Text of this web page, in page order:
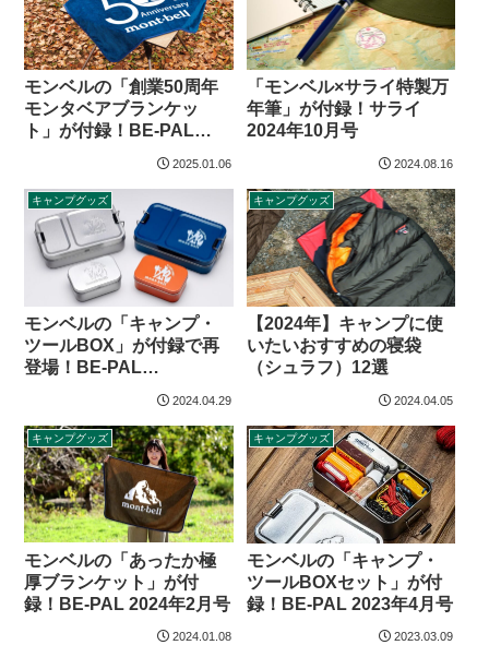
モンベルの「創業50周年
モンタベアブランケッ
ト」が付録！BE-PAL
2025.01.06
「モンベル×サライ特製万
年筆」が付録！サライ
2024年10月号
2024.08.16
キャンプグッズ
モンベルの「キャンプ・
ツールBOX」が付録で再
登場！BE-PAL
2024.04.29
キャンプグッズ
【2024年】キャンプに使
いたいおすすめの寝袋
（シュラフ）12選
2024.04.05
キャンプグッズ
モンベルの「あったか極
厚ブランケット」が付
録！BE-PAL 2024年2月号
2024.01.08
キャンプグッズ
モンベルの「キャンプ・
ツールBOXセット」が付
録！BE-PAL 2023年4月号
2023.03.09